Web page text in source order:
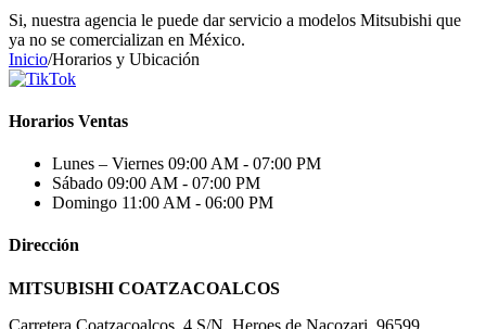
Si, nuestra agencia le puede dar servicio a modelos Mitsubishi que
ya no se comercializan en México.
Inicio/Horarios y Ubicación
Horarios Ventas
Lunes – Viernes 09:00 AM - 07:00 PM
Sábado 09:00 AM - 07:00 PM
Domingo 11:00 AM - 06:00 PM
Dirección
MITSUBISHI COATZACOALCOS
Carretera Coatzacoalcos, 4 S/N, Heroes de Nacozari, 96599